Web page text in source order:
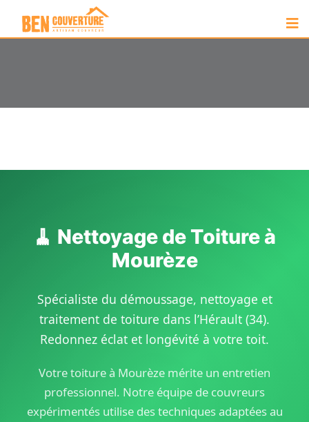
🧹 Nettoyage de Toiture à
Mourèze
Spécialiste du démoussage, nettoyage et
traitement de toiture dans l’Hérault (34).
Redonnez éclat et longévité à votre toit.
Votre toiture à Mourèze mérite un entretien
professionnel. Notre équipe de couvreurs
expérimentés utilise des techniques adaptées au